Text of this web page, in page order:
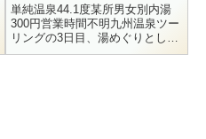
単純温泉44.1度某所男女別内湯
300円営業時間不明九州温泉ツー
リングの3日目、湯めぐりとして
は実質初日のこの日。前日は植